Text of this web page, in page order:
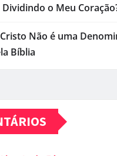
Dividindo o Meu
Não é uma
Bíblia